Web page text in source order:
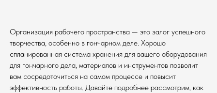
Организация рабочего пространства — это залог успешного
творчества, особенно в гончарном деле. Хорошо
спланированная система хранения для вашего оборудования
для гончарного дела, материалов и инструментов позволит
вам сосредоточиться на самом процессе и повысит
эффективность работы. Давайте подробнее рассмотрим, как